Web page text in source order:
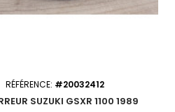
RÉFÉRENCE: #20032412
SUZUKI GSXR 1100 1989